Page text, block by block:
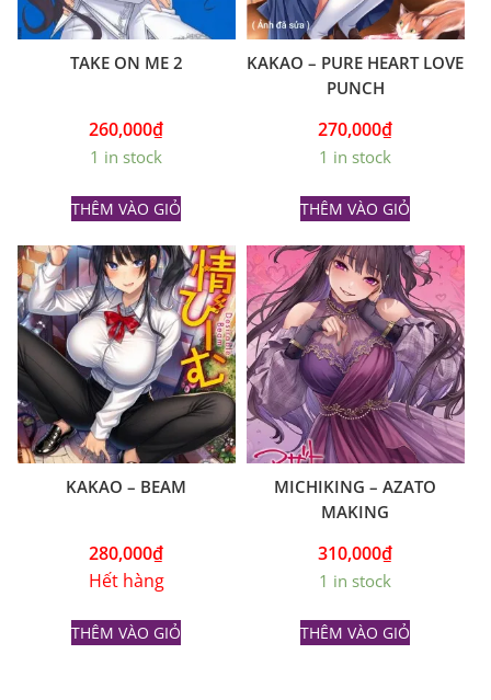
TAKE ON ME 2
260,000₫
1 in stock
THÊM VÀO GIỎ
KAKAO – PURE HEART LOVE
PUNCH
270,000₫
1 in stock
THÊM VÀO GIỎ
KAKAO – BEAM
280,000₫
Hết hàng
THÊM VÀO GIỎ
MICHIKING – AZATO
MAKING
310,000₫
1 in stock
THÊM VÀO GIỎ